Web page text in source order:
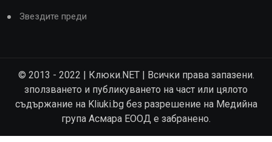
Звездите преди
© 2013 - 2022 | Клюки.NET | Всички права запазени.
зползването и публикуването на част или цялото
съдържание на Kliuki.bg без разрешение на Медийна
група Асмара ЕООД е забранено.